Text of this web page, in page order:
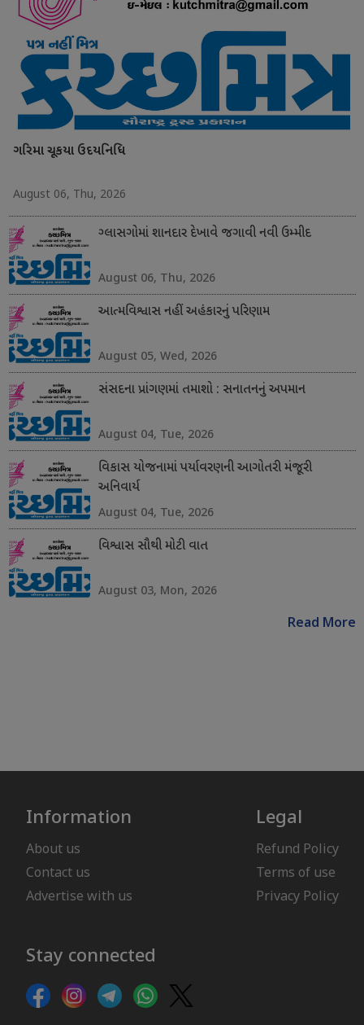
ગરિમા ચૂકયા ઉદયનિધિ
August 06, Thu, 2026
ગ્લાસગોમાં શાનદાર દેખાવે જગાવી નવી ઉમ્મીદ
August 06, Thu, 2026
આત્મવિશ્વાસ નહીં અહંકારનું પરિણામ
August 05, Wed, 2026
સંસદના પ્રાંગણમાં તમાશો : સનાતનનું અપમાન
August 04, Tue, 2026
વિકાસ યોજનામાં પર્યાવરણની આગોતરી મંજૂરી
અનિવાર્ય
August 04, Tue, 2026
વિશ્વાસ સૌથી મોટી વાત
August 03, Mon, 2026
Read More
Information
About us
Contact us
Advertise with us
Legal
Refund Policy
Terms of use
Privacy Policy
Stay connected